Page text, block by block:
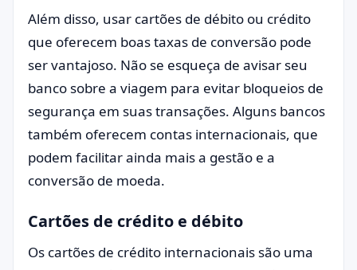
Além disso, usar cartões de débito ou crédito
que oferecem boas taxas de conversão pode
ser vantajoso. Não se esqueça de avisar seu
banco sobre a viagem para evitar bloqueios de
segurança em suas transações. Alguns bancos
também oferecem contas internacionais, que
podem facilitar ainda mais a gestão e a
conversão de moeda.
Cartões de crédito e débito
Os cartões de crédito internacionais são uma